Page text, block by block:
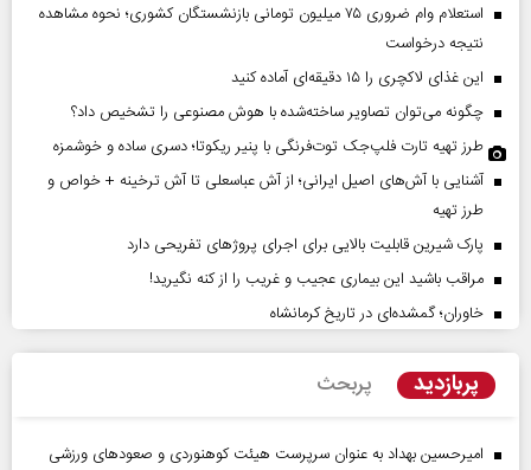
استعلام وام ضروری ۷۵ میلیون تومانی بازنشستگان کشوری؛ نحوه مشاهده
نتیجه درخواست
این غذای لاکچری را ۱۵ دقیقه‌ای آماده کنید
چگونه می‌توان تصاویر ساخته‌شده با هوش مصنوعی را تشخیص داد؟
طرز تهیه تارت فلپ‌جک توت‌فرنگی با پنیر ریکوتا؛ دسری ساده و خوشمزه
آشنایی با آش‌های اصیل ایرانی؛ از آش عباسعلی تا آش ترخینه + خواص و
طرز تهیه
پارک شیرین قابلیت‌ بالایی برای اجرای پروژهای تفریحی دارد
مراقب باشید این بیماری عجیب و غریب را از کنه نگیرید!
خاوران؛ گمشده‌ای در تاریخ کرمانشاه
پربازدید پربحث
امیرحسین بهداد به عنوان سرپرست هیئت کوهنوردی و صعودهای ورزشی